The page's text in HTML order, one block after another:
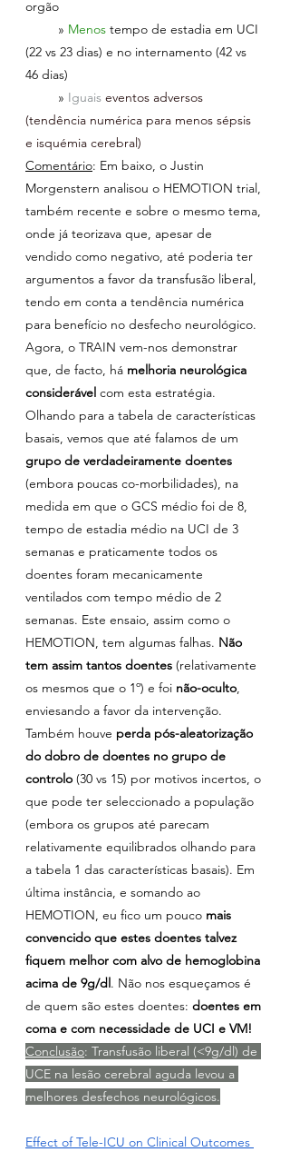
orgão
         »
Menos tempo de estadia em UCI
(22 vs 23 dias) e no internamento (42 vs
46 dias)
» Iguais eventos adversos
(tendência numérica para menos sépsis
e isquémia cerebral)
Comentário: Em baixo, o Justin
Morgenstern analisou o HEMOTION trial,
também recente e sobre o mesmo tema,
onde já teorizava que, apesar de
vendido como negativo, até poderia ter
argumentos a favor da transfusão liberal,
tendo em conta a tendência numérica
para benefício no desfecho neurológico.
Agora, o TRAIN vem-nos demonstrar
que, de facto, há melhoria neurológica
considerável com esta estratégia.
Olhando para a tabela de características
basais, vemos que até falamos de um
grupo de verdadeiramente doentes
(embora poucas co-morbilidades), na
medida em que o GCS médio foi de 8,
tempo de estadia médio na UCI de 3
semanas e praticamente todos os
doentes foram mecanicamente
ventilados com tempo médio de 2
semanas. Este ensaio, assim como o
HEMOTION, tem algumas falhas. Não
tem assim tantos doentes (relativamente
os mesmos que o 1º) e foi não-oculto,
enviesando a favor da intervenção.
Também houve perda pós-aleatorização
do dobro de doentes no grupo de
controlo (30 vs 15) por motivos incertos, o
que pode ter seleccionado a população
(embora os grupos até parecam
relativamente equilibrados olhando para
a tabela 1 das características basais). Em
última instância, e somando ao
HEMOTION, eu fico um pouco mais
convencido que estes doentes talvez
fiquem melhor com alvo de hemoglobina
acima de 9g/dl . Não nos esqueçamos é
de quem são estes doentes: doentes em
coma e com necessidade de UCI e VM!
Conclusão: Transfusão liberal (<9g/dl) de
UCE na lesão cerebral aguda levou a
melhores desfechos neurológicos.
Effect of Tele-ICU on Clinical Outcomes